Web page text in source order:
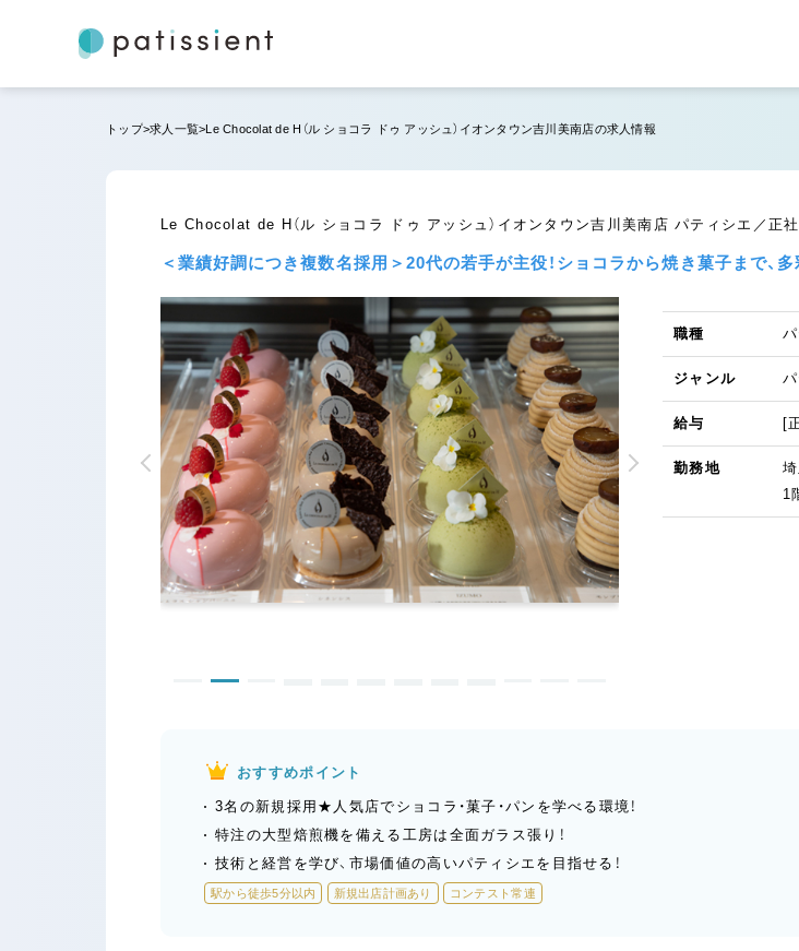
トップ 求人一覧 Le Chocolat de H（ル ショコラ ドゥ アッシュ）イオンタウン吉川美南店の求人情報
Le Chocolat de H（ル ショコラ ドゥ アッシュ）イオンタウン吉川美南店 パティシエ／正
＜業績好調につき複数名採用＞20代の若手が主役！ショコラから焼き菓子まで、
職種
ジャンル
給与 [
勤務地
1
おすすめポイント
3名の新規採用★人気店でショコラ・菓子・パンを学べる環境！
特注の大型焙煎機を備える工房は全面ガラス張り！
技術と経営を学び、市場価値の高いパティシエを目指せる！
駅から徒歩5分以内 新規出店計画あり コンテスト常連